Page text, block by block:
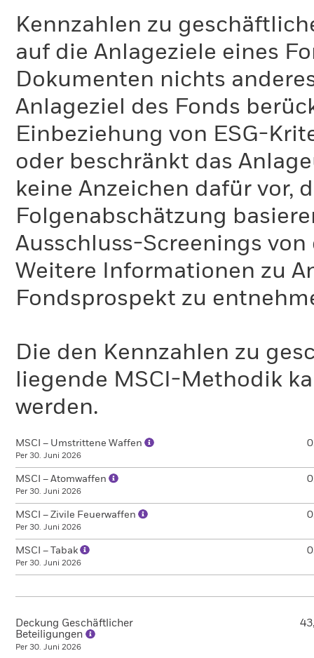
Kennzahlen zu
auf die Anlageziele eines
Dokumenten nichts
Anlageziel des Fonds
Einbeziehung von ESG-
oder beschränkt das
keine Anzeichen dafür vor,
Folgenabschätzung
Ausschluss-Screenings
Weitere Informationen zu
Fondsprospekt zu
Die den Kennzahlen zu
liegende MSCI-Methodik
werden.
MSCI – Umstrittene Waffen
Per 30. Juni 2026
MSCI – Atomwaffen
Per 30. Juni 2026
MSCI – Zivile Feuerwaffen
Per 30. Juni 2026
MSCI – Tabak
Per 30. Juni 2026
Deckung Geschäftlicher
Beteiligungen
Per 30. Juni 2026